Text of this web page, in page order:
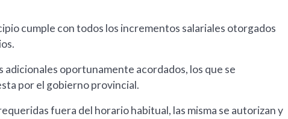
cumple con todos los incrementos salariales otorgados
oportunamente acordados, los que se
por el gobierno provincial.
fuera del horario habitual, las misma se autorizan y